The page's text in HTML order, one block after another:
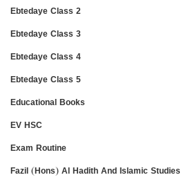
Ebtedaye Class 2
Ebtedaye Class 3
Ebtedaye Class 4
Ebtedaye Class 5
Educational Books
EV HSC
Exam Routine
Fazil (Hons) Al Hadith And Islamic Studies